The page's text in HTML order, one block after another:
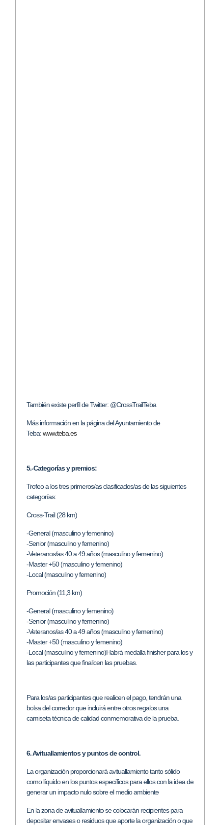
También existe perfil de Twitter: @CrossTrailTeba
Más información en la página del Ayuntamiento de
Teba:www.teba.es
5.-Categorías y premios:
Trofeo a los tres primeros/as clasificados/as de las siguientes
categorías:
Cross-Trail (28 km)
-General (masculino y femenino)
-Senior (masculino y femenino)
-Veteranos/as 40 a 49 años (masculino y femenino)
-Master +50 (masculino y femenino)
-Local (masculino y femenino)
Promoción (11,3 km)
-General (masculino y femenino)
-Senior (masculino y femenino)
-Veteranos/as 40 a 49 años (masculino y femenino)
-Master +50 (masculino y femenino)
-Local (masculino y femenino)Habrá medalla finisher para los y
las participantes que finalicen las pruebas.
Para los/as participantes que realicen el pago, tendrán una
bolsa del corredor que incluirá entre otros regalos una
camiseta técnica de calidad conmemorativa de la prueba.
6. Avituallamientos y puntos de control.
La organización proporcionará avituallamiento tanto sólido
como líquido en los puntos específicos para ellos con la idea de
generar un impacto nulo sobre el medio ambiente
En la zona de avituallamiento se colocarán recipientes para
depositar envases o residuos que aporte la organización o que